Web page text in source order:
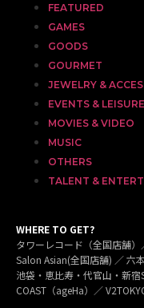
FEATURED
GAMES
GOODS
GOURMET
JEWELRY &
EVENTS & LEISURE
MOVIES & VIDEO
MUSIC
OTHERS
TALENT &
WHERE TO GET?
タワーレコード（全国店舗
Salon Asian(全国店舗) ／ 六
池袋・恵比寿・代官山・新
COAST（ageHa）／